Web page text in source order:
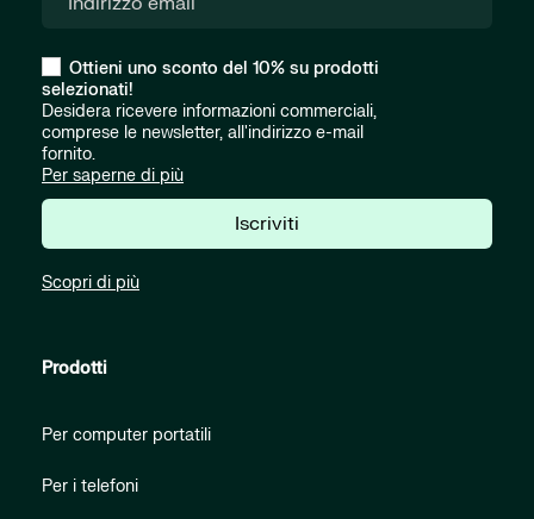
Ottieni uno sconto del 10% su prodotti
selezionati!
Desidera ricevere informazioni commerciali,
comprese le newsletter, all'indirizzo e-mail
fornito.
Per saperne di più
Iscriviti
Scopri di più
Prodotti
Per computer portatili
Per i telefoni